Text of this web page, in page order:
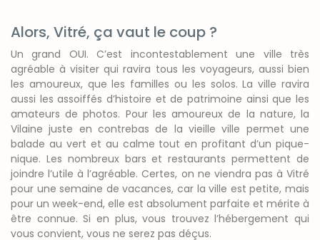
Alors, Vitré, ça vaut le coup ?
Un grand OUI. C’est incontestablement une ville très
agréable à visiter qui ravira tous les voyageurs, aussi bien
les amoureux, que les familles ou les solos. La ville ravira
aussi les assoiffés d’histoire et de patrimoine ainsi que les
amateurs de photos. Pour les amoureux de la nature, la
Vilaine juste en contrebas de la vieille ville permet une
balade au vert et au calme tout en profitant d’un pique-
nique. Les nombreux bars et restaurants permettent de
joindre l’utile à l’agréable. Certes, on ne viendra pas à Vitré
pour une semaine de vacances, car la ville est petite, mais
pour un week-end, elle est absolument parfaite et mérite à
être connue. Si en plus, vous trouvez l’hébergement qui
vous convient, vous ne serez pas déçus.